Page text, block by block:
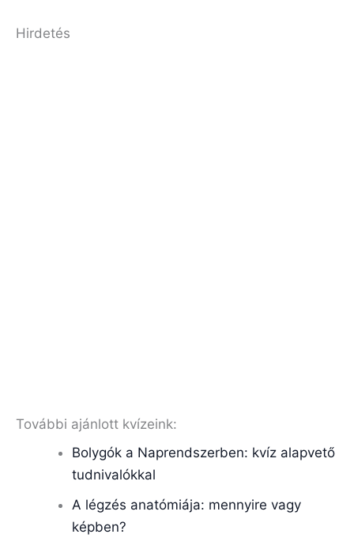
Hirdetés
További ajánlott kvízeink:
Bolygók a Naprendszerben: kvíz alapvető
tudnivalókkal
A légzés anatómiája: mennyire vagy
képben?